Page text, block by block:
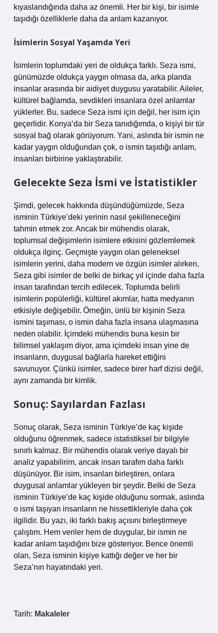
kıyaslandığında daha az önemli. Her bir kişi, bir isimle
taşıdığı özelliklerle daha da anlam kazanıyor.
İsimlerin Sosyal Yaşamda Yeri
İsimlerin toplumdaki yeri de oldukça farklı. Seza ismi,
günümüzde oldukça yaygın olmasa da, arka planda
insanlar arasında bir aidiyet duygusu yaratabilir. Aileler,
kültürel bağlamda, sevdikleri insanlara özel anlamlar
yüklerler. Bu, sadece Seza ismi için değil, her isim için
geçerlidir. Konya’da bir Seza tanıdığımda, o kişiyi bir tür
sosyal bağ olarak görüyorum. Yani, aslında bir ismin ne
kadar yaygın olduğundan çok, o ismin taşıdığı anlam,
insanları birbirine yaklaştırabilir.
Gelecekte Seza İsmi ve İstatistikler
Şimdi, gelecek hakkında düşündüğümüzde, Seza
isminin Türkiye’deki yerinin nasıl şekilleneceğini
tahmin etmek zor. Ancak bir mühendis olarak,
toplumsal değişimlerin isimlere etkisini gözlemlemek
oldukça ilginç. Geçmişte yaygın olan geleneksel
isimlerin yerini, daha modern ve özgün isimler alırken,
Seza gibi isimler de belki de birkaç yıl içinde daha fazla
insan tarafından tercih edilecek. Toplumda belirli
isimlerin popülerliği, kültürel akımlar, hatta medyanın
etkisiyle değişebilir. Örneğin, ünlü bir kişinin Seza
ismini taşıması, o ismin daha fazla insana ulaşmasına
neden olabilir. İçimdeki mühendis buna kesin bir
bilimsel yaklaşım diyor, ama içimdeki insan yine de
insanların, duygusal bağlarla hareket ettiğini
savunuyor. Çünkü isimler, sadece birer harf dizisi değil,
aynı zamanda bir kimlik.
Sonuç: Sayılardan Fazlası
Sonuç olarak, Seza isminin Türkiye’de kaç kişide
olduğunu öğrenmek, sadece istatistiksel bir bilgiyle
sınırlı kalmaz. Bir mühendis olarak veriye dayalı bir
analiz yapabilirim, ancak insan tarafım daha farklı
düşünüyor. Bir isim, insanları birleştiren, onlara
duygusal anlamlar yükleyen bir şeydir. Belki de Seza
isminin Türkiye’de kaç kişide olduğunu sormak, aslında
o ismi taşıyan insanların ne hissettikleriyle daha çok
ilgilidir. Bu yazı, iki farklı bakış açısını birleştirmeye
çalıştım. Hem veriler hem de duygular, bir ismin ne
kadar anlam taşıdığını bize gösteriyor. Bence önemli
olan, Seza isminin kişiye kattığı değer ve her bir
Seza’nın hayatındaki yeri.
Tarih: Makaleler